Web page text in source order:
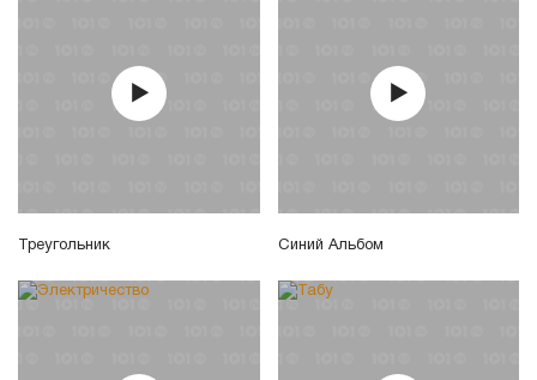
Треугольник Синий Альбом